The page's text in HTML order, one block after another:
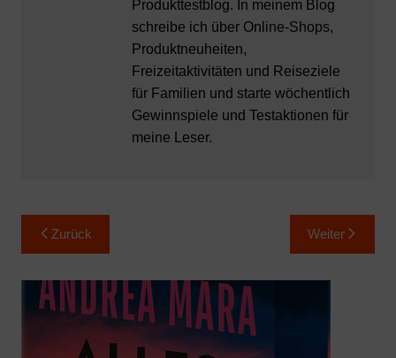
Produkttestblog. In meinem Blog
schreibe ich über Online-Shops,
Produktneuheiten,
Freizeitaktivitäten und Reiseziele
für Familien und starte wöchentlich
Gewinnspiele und Testaktionen für
meine Leser.
Beitragsnavigation
Zurück Weiter